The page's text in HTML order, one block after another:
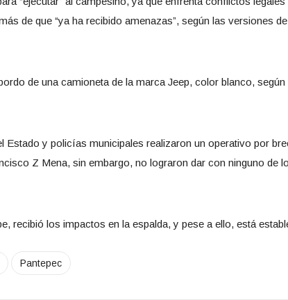
de que “ya ha recibido amenazas”, según las versiones
de una camioneta de la marca Jeep, color blanco, según
Estado y policías municipales realizaron un operativo por
Z Mena, sin embargo, no lograron dar con ninguno de
recibió los impactos en la espalda, y pese a ello, está
Pantepec